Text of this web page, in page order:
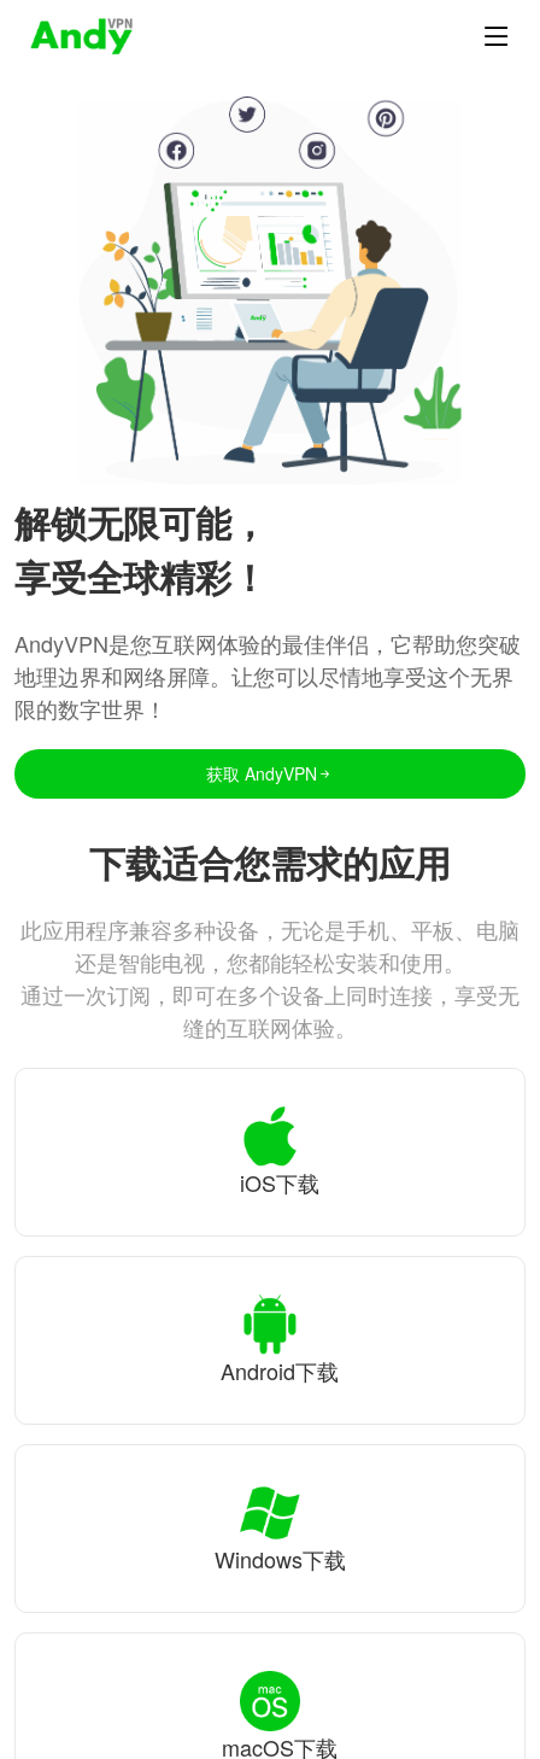
解锁无限可能，
享受全球精彩！
AndyVPN是您互联网体验的最佳伴侣，它帮助您突破
地理边界和网络屏障。让您可以尽情地享受这个无界
限的数字世界！
获取 AndyVPN
下载适合您需求的应用
此应用程序兼容多种设备，无论是手机、平板、电脑
还是智能电视，您都能轻松安装和使用。
通过一次订阅，即可在多个设备上同时连接，享受无
缝的互联网体验。
iOS下载
Android下载
Windows下载
macOS下载